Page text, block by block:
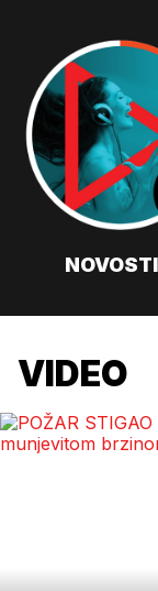
VIDEO